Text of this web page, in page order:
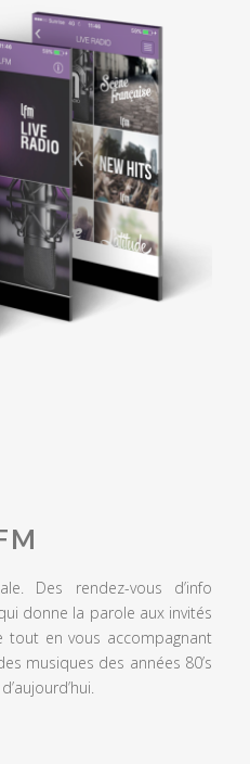
Des rendez-vous d’info
donne la parole aux invités
tout en vous accompagnant
musiques des années 80’s